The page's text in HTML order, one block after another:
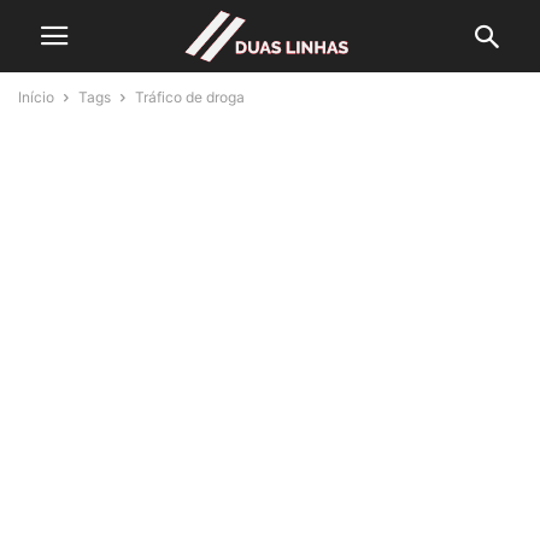
Início Tags Tráfico de droga